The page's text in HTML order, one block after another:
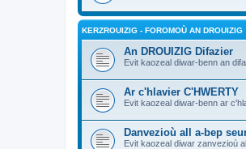
KERZROUIZIG - FOROMOÙ AN DROUIZIG
An DROUIZIG Difazier
Evit kaozeal diwar-benn an
Ar c'hlavier C'HWERTY
Evit kaozeal diwar-benn ar
Danvezioù all a-bep
Evit kaozeal diwar zanvezioù